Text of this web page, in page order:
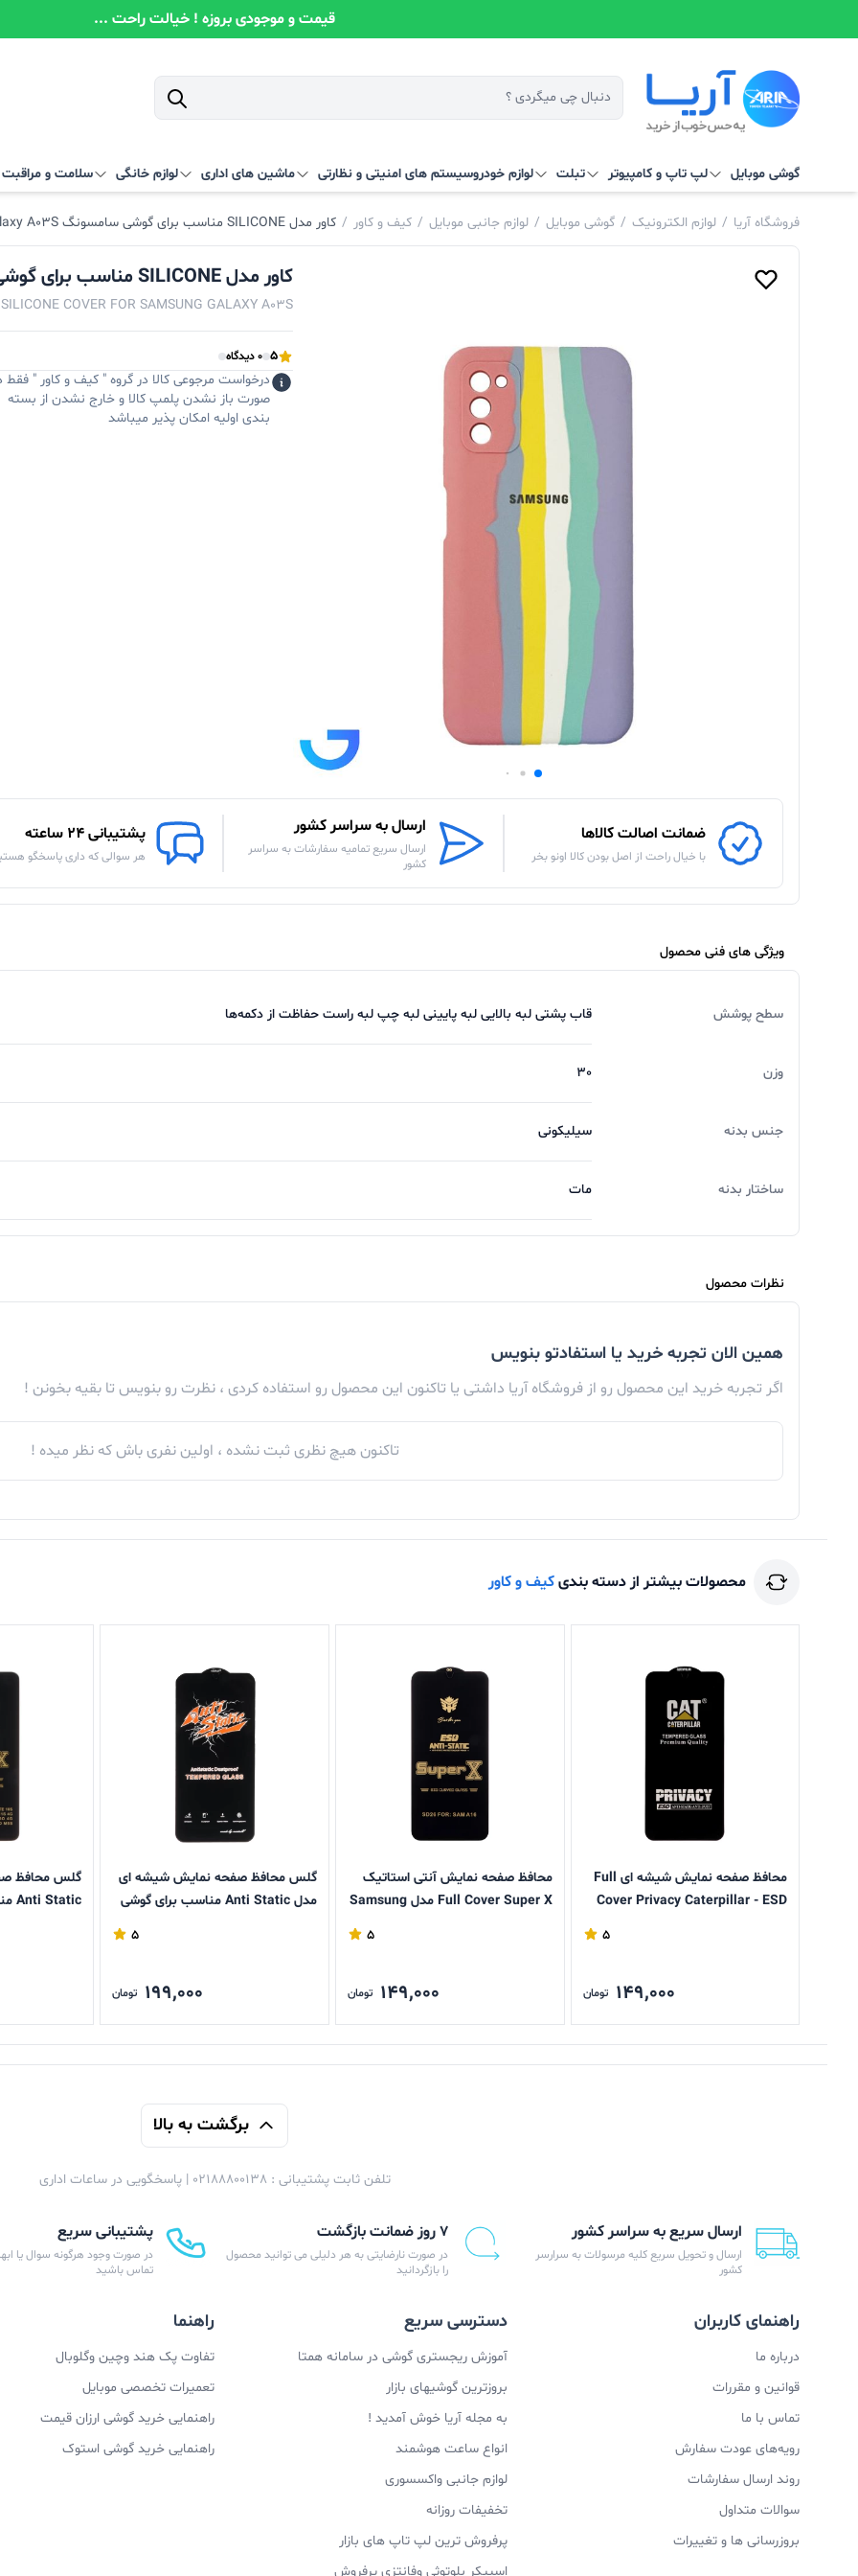
قیمت و موجودی بروزه ! خیالت راحت ...
گوشی موبایل لپ تاپ و کامپیوتر تبلت لوازم خودروسیستم‌ های امنیتی و نظارتی ماشین های اداری لوازم خانگی سلامت و مراقبت
فروشگاه آریا / لوازم الکترونیک / گوشی موبایل / لوازم جانبی موبایل / کیف و کاور / کاور مدل SILICONE مناسب برای گوشی سامسونگ Galaxy A03S
کاور مدل SILICONE مناسب برای گوشی سامسونگ Galaxy A03S
SILICONE COVER FOR SAMSUNG GALAXY A03S
5 0 دیدگاه
درخواست مرجوعی کالا در گروه " کیف و کاور " فقط
صورت باز نشدن پلمپ کالا و خارج نشدن از بسته
بندی اولیه امکان پذیر میباشد
ضمانت اصالت کالاها
با خیال راحت از اصل بودن کالا اونو بخر
ارسال به سراسر کشور
ارسال سریع تمامیه سفارشات به سراسر
کشور
پشتیبانی 24 ساعته
هر سوالی که داری پاسخگو
ویژگی های فنی محصول
سطح پوشش قاب پشتی لبه بالایی لبه پایینی لبه چپ لبه راست حفاظت از دکمه‌ها
وزن 30
جنس بدنه سیلیکونی
ساختار بدنه مات
نظرات محصول
همین الان تجربه خرید یا استفادتو بنویس
اگر تجربه خرید این محصول رو از فروشگاه آریا داشتی یا تاکنون این محصول رو استفاده کردی ، نظرت رو بنویس تا بقیه بخونن !
تاکنون هیچ نظری ثبت نشده ، اولین نفری باش که نظر میده !
محصولات بیشتر از دسته بندیکیف و کاور
محافظ صفحه نمایش شیشه ای Full
Cover Privacy Caterpillar - ESD
5
149,000 تومان
محافظ صفحه نمایش آنتی استاتیک
Full Cover Super X مدل Samsung
5
149,000 تومان
گلس محافظ صفحه نمایش شیشه ای
مدل Anti Static مناسب برای گوشی
5
199,000 تومان
گلس محافظ
برگشت به بالا
تلفن ثابت پشتیبانی : 02188800138 | پاسخگویی در ساعات اداری
ارسال سریع به سراسر کشور
ارسال و تحویل سریع کلیه مرسولات به سرارسر
کشور
۷ روز ضمانت بازگشت
در صورت نارضایتی به هر دلیلی می توانید محصول
را بازگردانید
پشتیبانی سریع
در صورت وجود هرگونه سوال یا
تماس باشید
راهنمای کاربران
درباره ما
قوانین و مقررات
تماس با ما
رویه‌های عودت سفارش
روند ارسال سفارشات
سوالات متداول
بروزرسانی ها و تغییرات
دسترسی سریع
آموزش ریجستری گوشی در سامانه همتا
بروزترین گوشیهای بازار
به مجله آریا خوش آمدید !
انواع ساعت هوشمند
لوازم جانبی واکسسوری
تخفیفات روزانه
پرفروش ترین لپ تاپ های بازار
اسپیکر بلوتوثی وفانتزی پرفروش
راهنما
تفاوت پک هند وچین وگلوبال
تعمیرات تخصصی موبایل
راهنمایی خرید گوشی ارزان قیمت
راهنمایی خرید گوشی استوک